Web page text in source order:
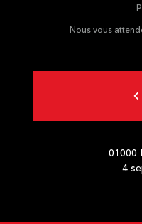
Nous vous
01000
4